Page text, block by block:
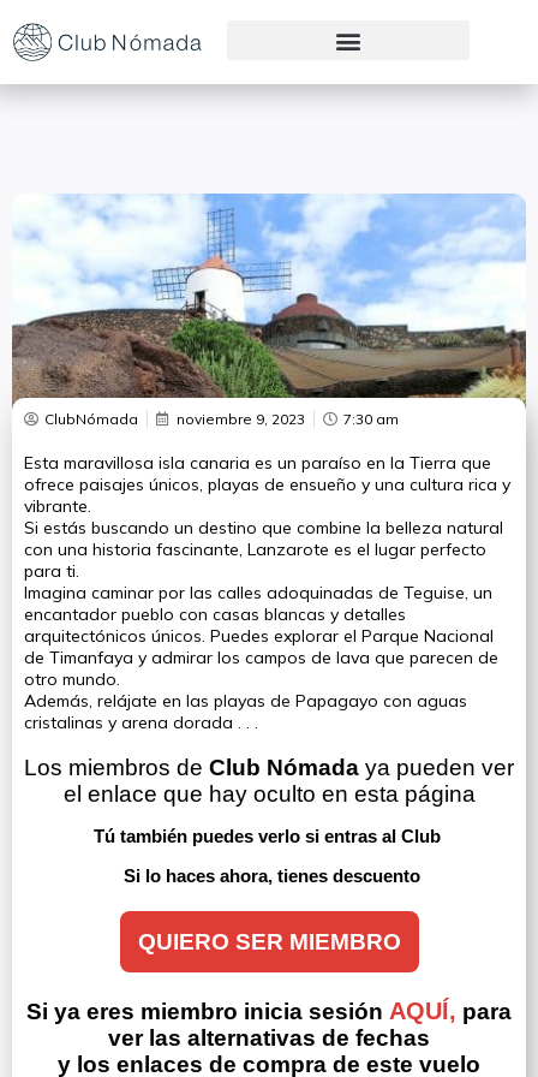
ClubNómada noviembre 9, 2023 7:30 am
Esta maravillosa isla canaria es un paraíso en la Tierra que
ofrece paisajes únicos, playas de ensueño y una cultura rica y
vibrante.
Si estás buscando un destino que combine la belleza natural
con una historia fascinante, Lanzarote es el lugar perfecto
para ti.
Imagina caminar por las calles adoquinadas de Teguise, un
encantador pueblo con casas blancas y detalles
arquitectónicos únicos. Puedes explorar el Parque Nacional
de Timanfaya y admirar los campos de lava que parecen de
otro mundo.
Además, relájate en las playas de Papagayo con aguas
cristalinas y arena dorada . . .
Los miembros de Club Nómada ya pueden ver
el enlace que hay oculto en esta página
Tú también puedes verlo si entras al Club
Si lo haces ahora, tienes descuento
QUIERO SER MIEMBRO
Si ya eres miembro inicia sesión AQUÍ, para
ver las alternativas de fechas
y los enlaces de compra de este vuelo